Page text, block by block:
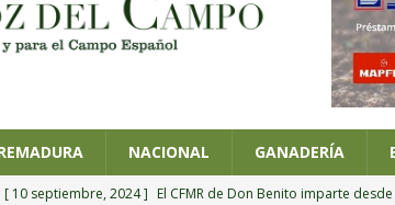
NACIONAL GANADERÍA
[ 10 septiembre, 2024 ] El CFMR de Don Benito imparte